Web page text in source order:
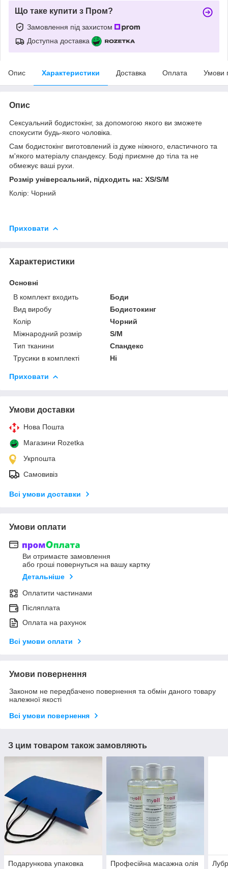
Що таке купити з Пром?
Замовлення під захистом
Доступна доставка
Опис Характеристики Доставка Оплата Умови
Опис
Сексуальний бодистокінг, за допомогою якого ви зможете
спокусити будь-якого чоловіка.
Сам бодистокінг виготовлений із дуже ніжного, еластичного та
м'якого матеріалу спандексу. Боді приємне до тіла та не
обмежує ваші рухи.
Розмір універсальний, підходить на: XS/S/M
Колір: Чорний
Приховати
Характеристики
Основні
В комплект входить
Боди
Вид виробу
Бодистокинг
Колір
Чорний
Міжнародний розмір
S/M
Тип тканини
Спандекс
Трусики в комплекті
Ні
Приховати
Умови доставки
Нова Пошта
Магазини Rozetka
Укрпошта
Самовивіз
Всі умови доставки
Умови оплати
Ви отримаєте замовлення
або гроші повернуться на вашу картку
Детальніше
Оплатити частинами
Післяплата
Оплата на рахунок
Всі умови оплати
Умови повернення
Законом не передбачено повернення та обмін даного товару
належної якості
Всі умови повернення
З цим товаром також замовляють
Подарункова упаковка
Професійна масажна олія